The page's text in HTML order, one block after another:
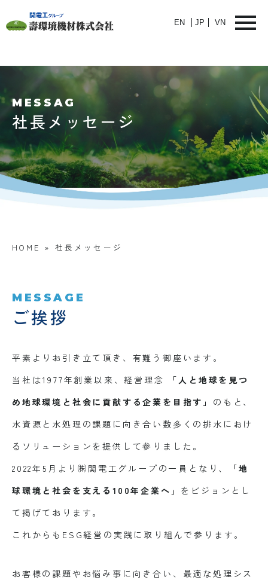
EN JP VN
MESSAG
社長メッセージ
HOME » 社長メッセージ
MESSAGE
ご挨拶
平素よりお引き立て頂き、有難う御座います。
当社は1977年創業以来、経営理念
「人と地球を見つ
め地球環境と社会に貢献する企業を目指す」 のもと、
水資源と水処理の課題に向き合い数多くの排水におけ
るソリューションを提供して参りました。
2022年5月より㈱関電工グループの一員となり、
「地
球環境と社会を支える100年企業へ」 をビジョンとし
て掲げております。
これからもESG経営の実践に取り組んで参ります。
お客様の課題やお悩み事に向き合い、最適な処理シス